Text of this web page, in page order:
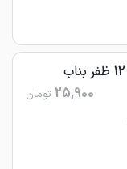
25,900 تومان